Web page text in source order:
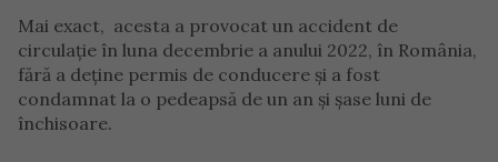
Mai exact, acesta a provocat un accident de
circulație în luna decembrie a anului 2022, în România,
fără a deține permis de conducere și a fost
condamnat la o pedeapsă de un an și șase luni de
închisoare.